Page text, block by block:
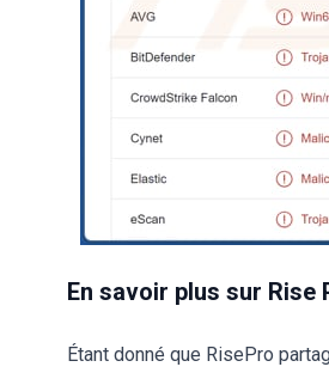
En savoir plus sur Rise
Étant donné que RisePro